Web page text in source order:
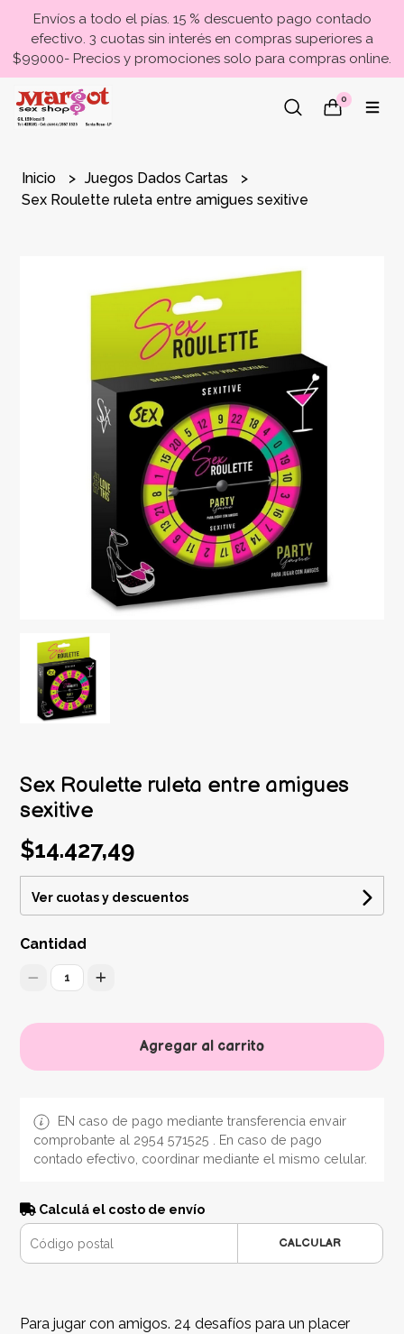
Envíos a todo el pías. 15 % descuento pago contado
efectivo. 3 cuotas sin interés en compras superiores a
$99000- Precios y promociones solo para compras online.
0
Inicio
Juegos Dados Cartas
Sex Roulette ruleta entre amigues sexitive
Sex Roulette ruleta entre amigues
sexitive
$14.427,49
Ver cuotas y descuentos
Cantidad
1
Agregar al carrito
EN caso de pago mediante transferencia envair
comprobante al 2954 571525 . En caso de pago
contado efectivo, coordinar mediante el mismo celular.
Calculá el costo de envío
CALCULAR
Para jugar con amigos. 24 desafíos para un placer